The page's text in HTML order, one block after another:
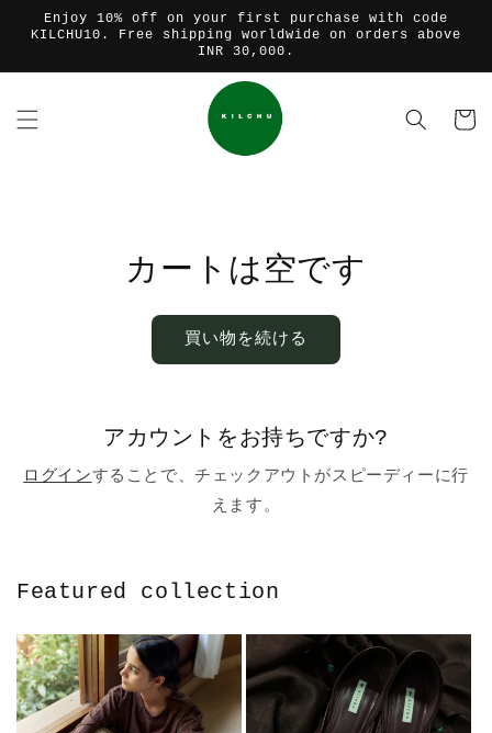
ンツに
進む
Enjoy 10% off on your first purchase with code
KILCHU10. Free shipping worldwide on orders above
INR 30,000.
ー
カートは空です
買い物を続ける
アカウントをお持ちですか?
ログインすることで、チェックアウトがスピーディーに行
えます。
Featured collection